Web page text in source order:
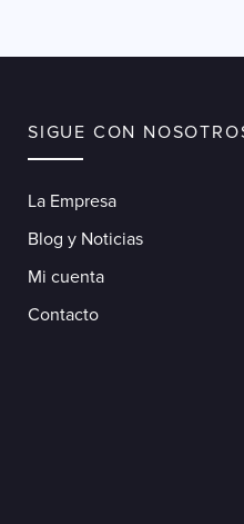
SIGUE CON
La Empresa
Blog y Noticias
Mi cuenta
Contacto